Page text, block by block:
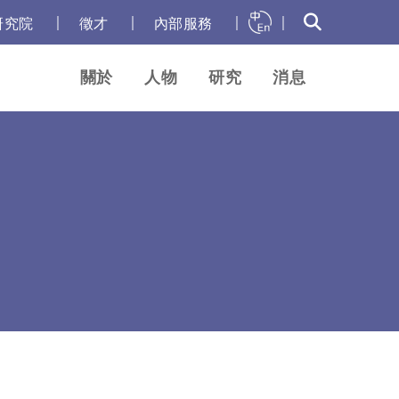
究院 徵才 內部服務
關於 人物 研究 消息